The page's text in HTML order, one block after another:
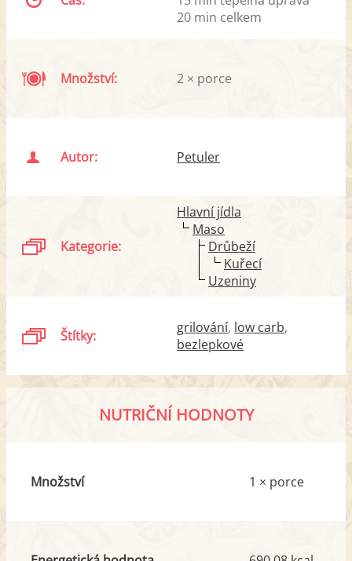
20 min celkem
Množství: 2 × porce
Autor: Petuler
Kategorie:
Hlavní jídla
Maso
Drůbeží
Kuřecí
Uzeniny
Štítky: grilování low carb
bezlepkové
NUTRIČNÍ HODNOTY
Množství 1 × porce